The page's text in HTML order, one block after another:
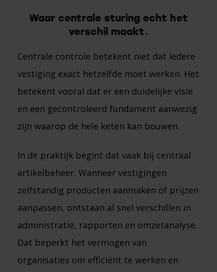
Waar centrale sturing echt het
verschil maakt
Centrale controle betekent niet dat iedere
vestiging exact hetzelfde moet werken. Het
betekent vooral dat er een duidelijke visie
en een gecontroleerd fundament aanwezig
zijn waarop de hele keten kan bouwen.
In de praktijk begint dat vaak bij centraal
artikelbeheer. Wanneer vestigingen
zelfstandig producten aanmaken of prijzen
aanpassen, ontstaan al snel verschillen in
administratie, rapporten en omzetanalyse.
Dat beperkt het vermogen van
organisaties om efficiënt te werken en